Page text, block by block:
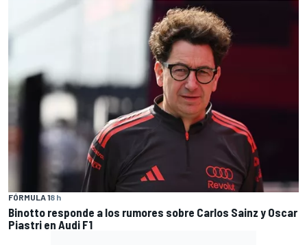
FÓRMULA 18 h
Binotto responde a los rumores sobre Carlos Sainz y Oscar
Piastri en Audi F1